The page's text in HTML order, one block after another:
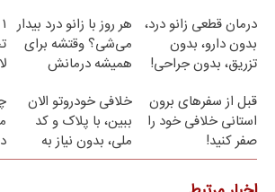
درمان قطعی زانو درد،
بدون دارو، بدون
تزریق، بدون جراحی!
هر روز با زانو درد بیدار
می‌شی؟ وقتشه برای
همیشه درمانش
قبل از سفرهای برون
استانی خلافی خود را
صفر کنید!
خلافی خودروتو الان
ببین، با پلاک و کد
ملی، بدون نیاز به
مراجعه حضوری